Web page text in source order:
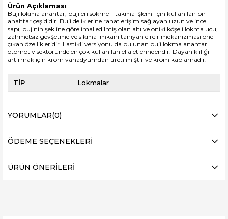
Ürün Açıklaması
Buji lokma anahtar , bujileri sökme – takma işlemi için kullanılan bir
anahtar çeşididir. Buji deliklerine rahat erişim sağlayan uzun ve ince
sapı, bujinin şekline göre imal edilmiş olan altı ve oniki köşeli lokma ucu,
zahmetsiz gevşetme ve sıkma imkanı tanıyan cırcır mekanizması öne
çıkan özellikleridir. Lastikli versiyonu da bulunan buji lokma anahtarı
otomotiv sektöründe en çok kullanılan el aletlerindendir. Dayanıklılığı
artırmak için krom vanadyumdan üretilmiştir ve krom kaplamadır.
TİP Lokmalar
YORUMLAR(0)
ÖDEME SEÇENEKLERI
ÜRÜN ÖNERILERI